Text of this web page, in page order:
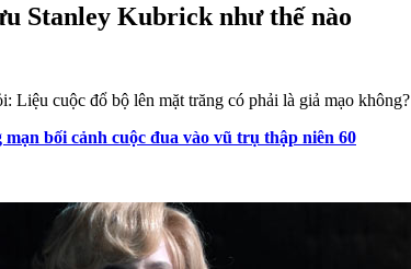
Stanley Kubrick như thế nào
Liệu cuộc đổ bộ lên mặt trăng có phải là giả mạo không?
bối cảnh cuộc đua vào vũ trụ thập niên 60